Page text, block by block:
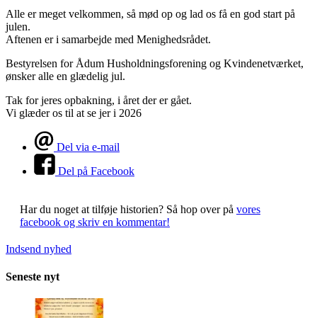
Alle er meget velkommen, så mød op og lad os få en god start på
julen.
Aftenen er i samarbejde med Menighedsrådet.
Bestyrelsen for Ådum Husholdningsforening og Kvindenetværket,
ønsker alle en glædelig jul.
Tak for jeres opbakning, i året der er gået.
Vi glæder os til at se jer i 2026
Del via e-mail
Del på Facebook
Har du noget at tilføje historien? Så hop over på vores
facebook og skriv en kommentar!
Indsend nyhed
Seneste nyt